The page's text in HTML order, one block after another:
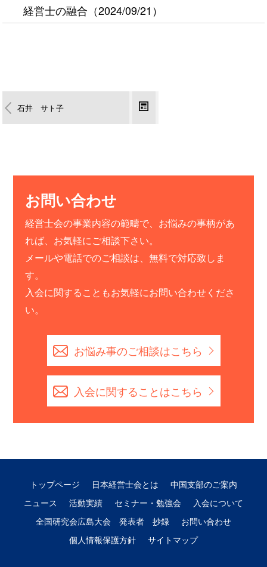
経営士の融合（2024/09/21）
石井 サト子
お問い合わせ
経営士会の事業内容の範疇で、お悩みの事柄があ
れば、お気軽にご相談下さい。
メールや電話でのご相談は、無料で対応致しま
す。
入会に関することもお気軽にお問い合わせくださ
い。
お悩み事のご相談はこちら
入会に関することはこちら
トップページ 日本経営士会とは
中国支部のご案内
ニュース
活動実績 セミナー・勉強会
入会について
全国研究会広島大会 発表者 抄録
お問い合わせ
個人情報保護方針
サイトマップ